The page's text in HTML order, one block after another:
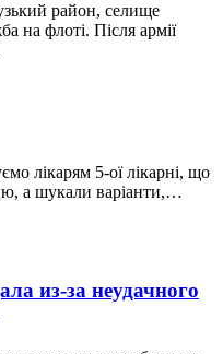
район, селище
на флоті. Після армії
лікарям 5-ої лікарні, що
а шукали варіанти,…
из-за неудачного